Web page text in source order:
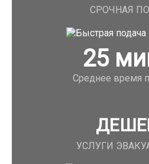
СРОЧНАЯ
25
Среднее время
УСЛУГИ